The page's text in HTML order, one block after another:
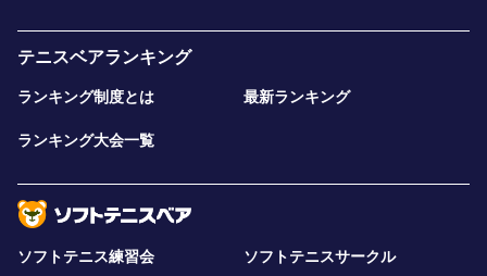
テニスベアランキング
ランキング制度とは 最新ランキング
ランキング大会一覧
ソフトテニス練習会 ソフトテニスサークル